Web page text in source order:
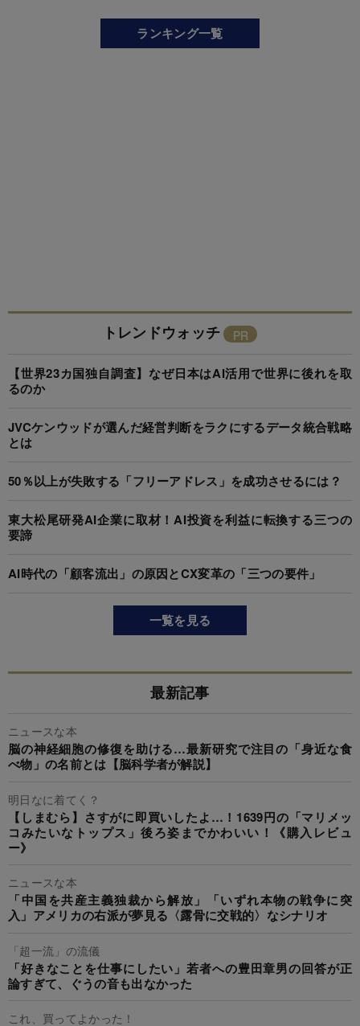
ランキング一覧
トレンドウォッチ
【世界23カ国独自調査】なぜ日本はAI活用で世界に後れを取
るのか
JVCケンウッドが選んだ経営判断をラクにするデータ統合戦略
とは
50％以上が失敗する「フリーアドレス」を成功させるには？
東大松尾研発AI企業に取材！AI投資を利益に転換する三つの
要諦
AI時代の「顧客流出」の原因とCX変革の「三つの要件」
一覧を見る
最新記事
ニュースな本
脳の神経細胞の修復を助ける…最新研究で注目の「身近な食
べ物」の名前とは【脳科学者が解説】
明日なに着てく？
【しまむら】さすがに即買いしたよ…！1639円の「マリメッ
コみたいなトップス」後ろ姿までかわいい！《購入レビュ
ー》
ニュースな本
「中国を共産主義独裁から解放」「いずれ本物の戦争に突
入」アメリカの右派が夢見る〈露骨に交戦的〉なシナリオ
「超一流」の流儀
「好きなことを仕事にしたい」若者への豊田章男の回答が正
論すぎて、ぐうの音も出なかった
これ、買ってよかった！